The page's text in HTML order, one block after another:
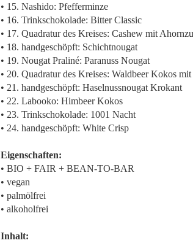
• 15. Nashido: Pfefferminze
• 16. Trinkschokolade: Bitter Classic
• 17. Quadratur des Kreises: Cashew mit
• 18. handgeschöpft: Schichtnougat
• 19. Nougat Praliné: Paranuss Nougat
• 20. Quadratur des Kreises: Waldbeer Kokos
• 21. handgeschöpft: Haselnussnougat Krokant
• 22. Labooko: Himbeer Kokos
• 23. Trinkschokolade: 1001 Nacht
• 24. handgeschöpft: White Crisp
Eigenschaften:
• BIO + FAIR + BEAN-TO-BAR
• vegan
• palmölfrei
• alkoholfrei
Inhalt: